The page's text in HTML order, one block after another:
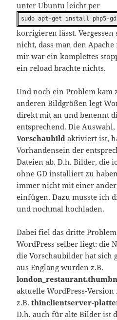
unter Ubuntu leicht per
sudo apt-get install php5-gd
korrigieren lässt. Vergessen
nicht, dass man den
mir war ein komplettes
ein reload brachte nichts.
Und noch ein Problem kam
anderen Bildgrößen legt
direkt mit an und benennt
entsprechend. Die Auswahl,
Vorschaubild aktiviert ist,
Vorhandensein der
Dateien ab. D.h. Bilder, die
ohne GD installiert zu
immer nicht mit einer
einfügen. Dazu musste ich
und nochmal hochladen.
Dabei fiel das dritte
WordPress selber liegt: die
die Vorschaubilder hat sich
aus Englang wurden z.B.
aktuelle WordPress-
z.B.thinclientserver-
D.h. auch für alte Bilder ist